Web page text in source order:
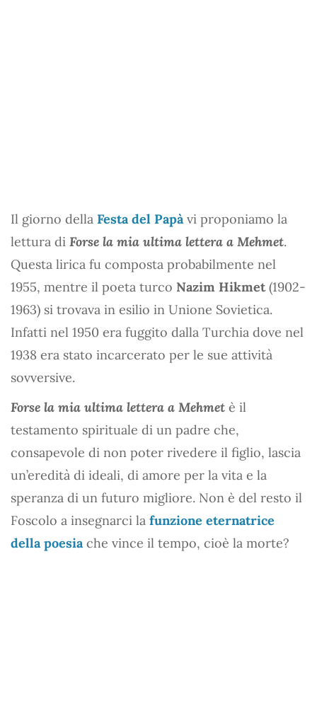
Il giorno della Festa del Papàvi proponiamo la
lettura di Forse la mia ultima lettera a Mehmet.
Questa lirica fu composta probabilmente nel
1955, mentre il poeta turco Nazim Hikmet(1902-
1963) si trovava in esilio in Unione Sovietica.
Infatti nel 1950 era fuggito dalla Turchia dove nel
1938 era stato incarcerato per le sue attività
sovversive.
Forse la mia ultima lettera a Mehmet è il
testamento spirituale di un padre che,
consapevole di non poter rivedere il figlio, lascia
un’eredità di ideali, di amore per la vita e la
speranza di un futuro migliore. Non è del resto il
Foscolo a insegnarci la funzione eternatrice
della poesiache vince il tempo, cioè la morte?